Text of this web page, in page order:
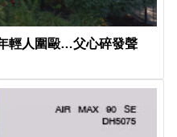
輕人圍毆…父心碎發聲